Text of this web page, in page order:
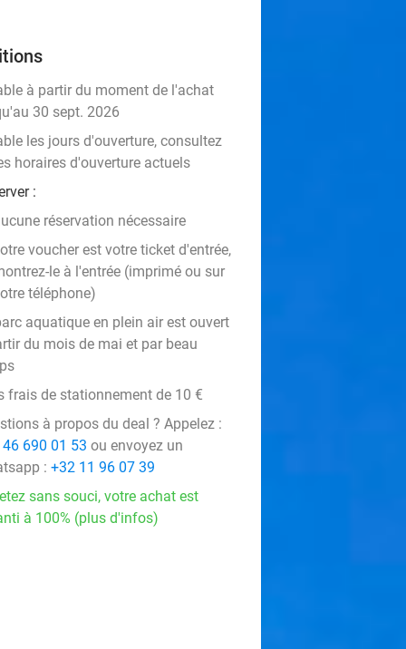
à partir du moment de l'achat
30 sept. 2026
les jours d'ouverture, consultez
horaires d'ouverture actuels
:
réservation nécessaire
voucher est votre ticket d'entrée,
le à l'entrée (imprimé ou sur
téléphone)
aquatique en plein air est ouvert
du mois de mai et par beau
frais de stationnement de 10 €
à propos du deal ? Appelez :
690 01 53 ou envoyez un
: +32 11 96 07 39
sans souci, votre achat est
à 100% (plus d'infos)